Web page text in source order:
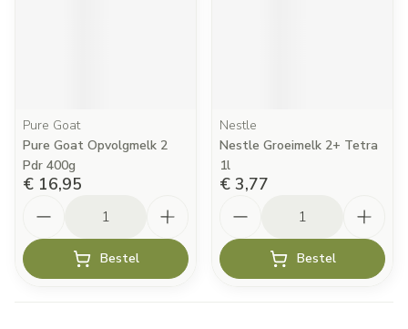
Pure Goat
Pure Goat Opvolgmelk 2
Pdr 400g
€ 16,95
Bestel
Nestle
Nestle Groeimelk 2+ Tetra
1l
€ 3,77
Bestel